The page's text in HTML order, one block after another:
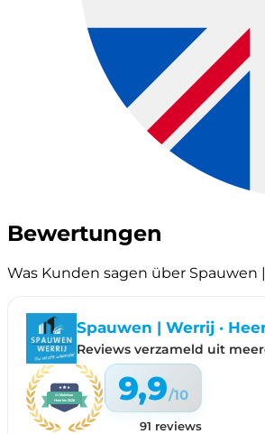
Bewertungen
Was Kunden sagen über Spauwen